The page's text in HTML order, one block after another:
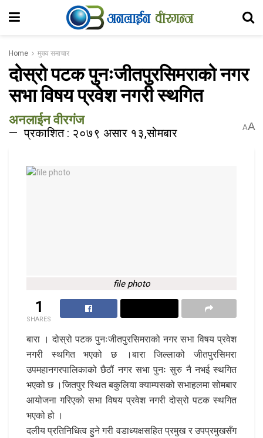
Home मुख्य समाचार
दोस्रो पटक पुनःजीतपुरसिमराको नगर
सभा विषय प्रवेश नगरी स्थगित
अनलाईन वीरगंज
प्रकाशित : २०७९ असार १३,सोमबार AA
file photo
1
SHARES
बारा । दोस्रो पटक पुनःजीतपुरसिमराको नगर सभा विषय प्रवेश
नगरी स्थगित भएको छ ।बारा जिल्लाको जीतपुरसिमरा
उपमहानगरपालिकाको छैठौं नगर सभा पुनः सुरु नै नभई स्थगित
भएको छ ।जितपुर स्थित बकुलिया क्याम्पसको सभाहलमा सोमबार
आयोजना गरिएको सभा विषय प्रवेश नगरी दोस्रो पटक स्थगित
भएको हो ।
दलीय प्रतिनिधित्व हुने गरी वडाध्यक्षसहित प्रमुख र उपप्रमुखसँग